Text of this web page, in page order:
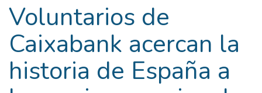
Voluntarios de
Caixabank acercan la
historia de España a